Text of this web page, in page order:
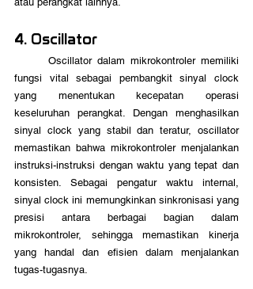
4. Oscillator
fungsi vital sebagai pembangkit sinyal clock
yang menentukan kecepatan operasi
keseluruhan perangkat. Dengan menghasilkan
sinyal clock yang stabil dan teratur, oscillator
memastikan bahwa mikrokontroler menjalankan
instruksi-instruksi dengan waktu yang tepat dan
konsisten. Sebagai pengatur waktu internal,
sinyal clock ini memungkinkan sinkronisasi yang
presisi antara berbagai bagian dalam
mikrokontroler, sehingga memastikan kinerja
yang handal dan efisien dalam menjalankan
tugas-tugasnya.